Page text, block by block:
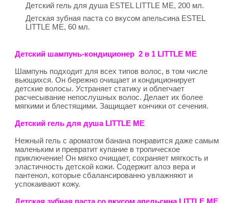
Детский гель для душа ESTEL LITTLE ME, 200 мл.
Детская зубная паста со вкусом апельсина ESTEL
LITTLE ME, 60 мл.
Детский шампунь-кондиционер 2 в 1 LITTLE ME
Шампунь подходит для всех типов волос, в том числе
вьющихся. Он бережно очищает и кондиционирует
детские волосы. Устраняет статику и облегчает
расчесывание непослушных волос. Делает их более
мягкими и блестящими. Защищает кончики от сечения.
Детский гель для душа LITTLE ME
Нежный гель с ароматом банана понравится даже самым
маленьким и превратит купание в тропическое
приключение! Он мягко очищает, сохраняет мягкость и
эластичность детской кожи. Содержит алоэ вера и
пантенол, которые сбалансированно увлажняют и
успокаивают кожу.
Детская зубная паста со вкусом апельсина LITTLE ME